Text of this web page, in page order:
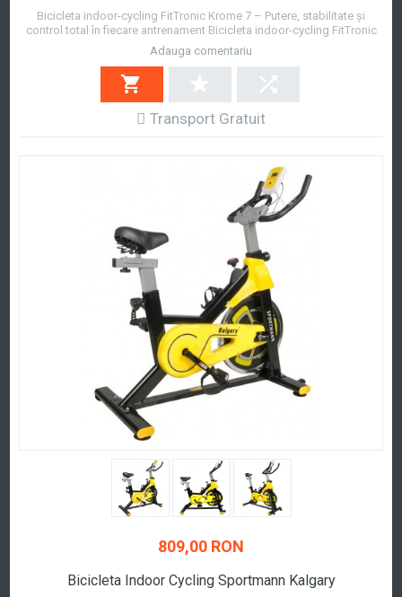
Bicicleta indoor-cycling FitTronic Krome 7 – Putere, stabilitate și
control total în fiecare antrenament Bicicleta indoor-cycling FitTronic
Krome 7 este soluția ideală pentru utilizatorii care își doresc
antrenamente cardio intense, sigure și confortabile, direct de acasă.
Concepută pentru per...
Afla mai mult
Adauga comentariu
Transport Gratuit
809,00 RON
Bicicleta Indoor Cycling Sportmann Kalgary